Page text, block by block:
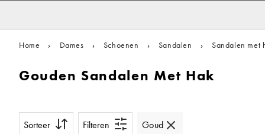
Home › Dames › Schoenen › Sandalen › Sandalen met
Gouden Sandalen Met Hak
Sorteer Filteren Goud